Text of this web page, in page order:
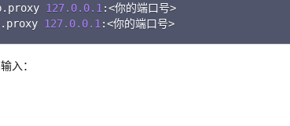
. proxy 127.0.0.1 :<你的端口号>
. proxy 127.0.0.1 :<你的端口号>
入：